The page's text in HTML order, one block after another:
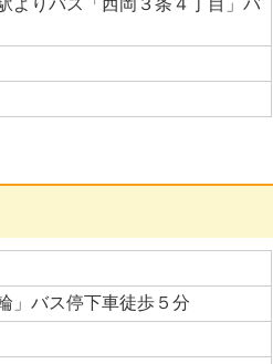
よりバス「西岡３条４丁目」バ
」バス停下車徒歩５分